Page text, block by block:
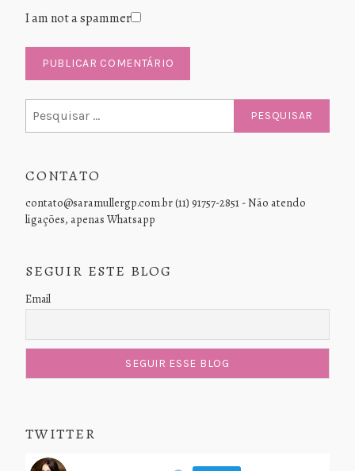
I am not a spammer
por:
CONTATO
contato@saramullergp.com.br (11) 91757-2851 - Não atendo
ligações, apenas Whatsapp
SEGUIR ESTE BLOG
Email
TWITTER